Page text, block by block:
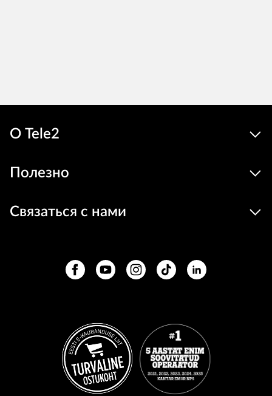
О Tele2
Полезно
Связаться с нами